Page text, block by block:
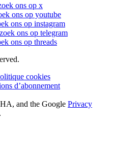
ons op x
ons op youtube
ons op instagram
ons op telegram
ons op threads
cookies
d’abonnement
and the Google Privacy